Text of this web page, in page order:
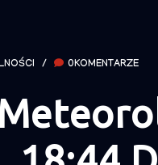
/ 0KOMENTARZE